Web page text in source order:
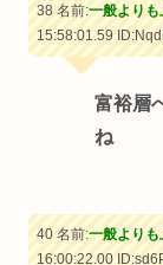
38 名前:一般より
15:58:01.59
富裕層
ね
40 名前:一般より
16:00:22.00